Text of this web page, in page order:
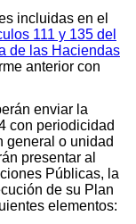
incluidas en el
111 y 135 del
de las Haciendas
anterior con
enviar la
con periodicidad
general o unidad
presentar al
Públicas, la
de su Plan
elementos: